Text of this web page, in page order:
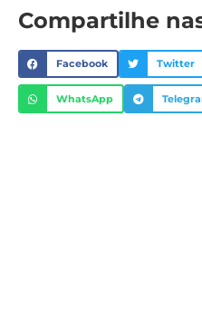
Compartilhe
Facebook Twitter
WhatsApp